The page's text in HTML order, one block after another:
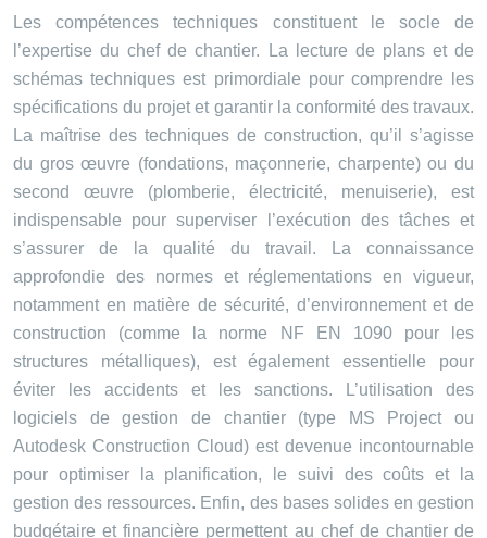
Les compétences techniques constituent le socle de
l’expertise du chef de chantier. La lecture de plans et de
schémas techniques est primordiale pour comprendre les
spécifications du projet et garantir la conformité des travaux.
La maîtrise des techniques de construction, qu’il s’agisse
du gros œuvre (fondations, maçonnerie, charpente) ou du
second œuvre (plomberie, électricité, menuiserie), est
indispensable pour superviser l’exécution des tâches et
s’assurer de la qualité du travail. La connaissance
approfondie des normes et réglementations en vigueur,
notamment en matière de sécurité, d’environnement et de
construction (comme la norme NF EN 1090 pour les
structures métalliques), est également essentielle pour
éviter les accidents et les sanctions. L’utilisation des
logiciels de gestion de chantier (type MS Project ou
Autodesk Construction Cloud) est devenue incontournable
pour optimiser la planification, le suivi des coûts et la
gestion des ressources. Enfin, des bases solides en gestion
budgétaire et financière permettent au chef de chantier de